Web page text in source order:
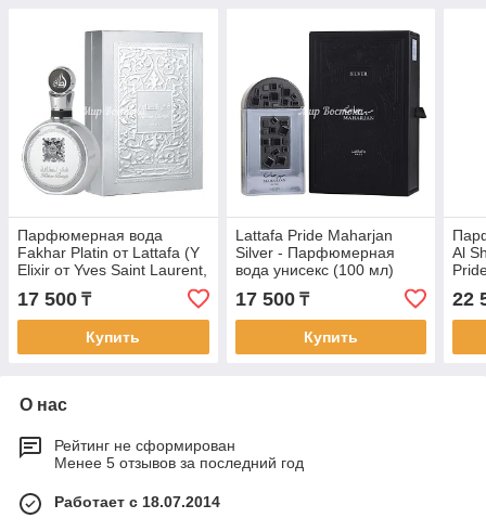
Парфюмерная вода
Fakhar Platin от Lattafa (Y
Elixir от Yves Saint Laurent,
17 500 ₸
Купить
Lattafa Pride Maharjan
Silver - Парфюмерная
вода унисекс (100 мл)
17 500₸
Купить
Al
22
О нас
Рейтинг не сформирован
Менее 5 отзывов за последний год
Работает с 18.07.2014